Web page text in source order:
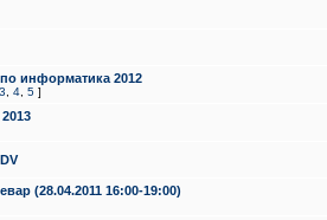
информатика 2012
3 4 5 ]
(28.04.2011 16:00-19:00)